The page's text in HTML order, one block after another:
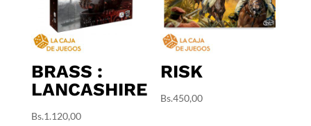
BRASS :
LANCASHIRE
Bs.1.120,00
RISK
Bs.450,00